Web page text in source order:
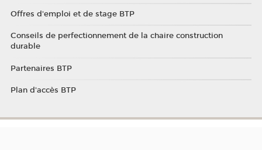
Offres d'emploi et de stage BTP
Conseils de perfectionnement de la chaire construction
durable
Partenaires BTP
Plan d'accès BTP